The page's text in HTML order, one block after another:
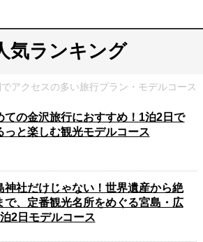
気ランキング
アクセスの多い旅行プラン・モデルコース
ての金沢旅行におすすめ！1泊2日で
っと楽しむ観光モデルコース
神社だけじゃない！世界遺産から絶
で、定番観光名所をめぐる宮島・広
2日モデルコース